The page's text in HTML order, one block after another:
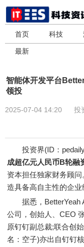
首页 科技
最新
智能体开发平台
领投
2025-07-04 14:20 投
投资界(ID：
成超亿元人民币B轮融
资本担任独家财务顾
造具备高自主性的企业
据悉，BetterYeah
公司，创始人、CEO
原钉钉副总裁;联合创
名：空子)亦出自钉钉